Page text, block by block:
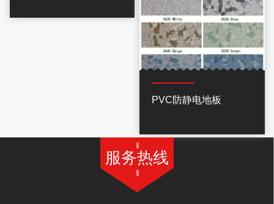
PVC防静电地板
服务热线